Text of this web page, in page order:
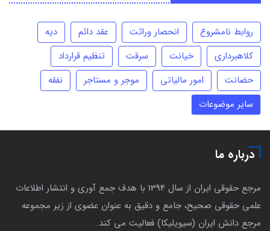
روابط نامشروع انحصار وراثت عقد دائم
دیه
کلاهبرداری
خیانت سرقت
تنظیم قرارداد
حضانت
امور مالیاتی موجر و مستاجر
نفقه
سایر موضوعات
درباره ما
مرجع حقوقی ایران از سال 1394 با هدف جمع آوری و انتشار اطلاعات
علمی حقوقی صحیح، جامع و دقیق به عنوان عضوی از زیر مجموعه
مرجع دانش ایران (سیویلیکا) فعالیت می کند.